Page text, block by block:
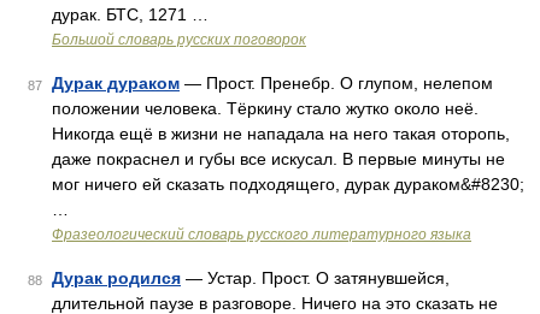
дурак. БТС, 1271 …
Большой словарь русских поговорок
87 Дурак дураком — Прост. Пренебр. О глупом, нелепом
положении человека. Тёркину стало жутко около неё.
Никогда ещё в жизни не нападала на него такая оторопь,
даже покраснел и губы все искусал. В первые минуты не
мог ничего ей сказать подходящего, дурак дураком&#8230;
Фразеологический словарь русского литературного языка
88 Дурак родился — Устар. Прост. О затянувшейся,
длительной паузе в разговоре. Ничего на это сказать не